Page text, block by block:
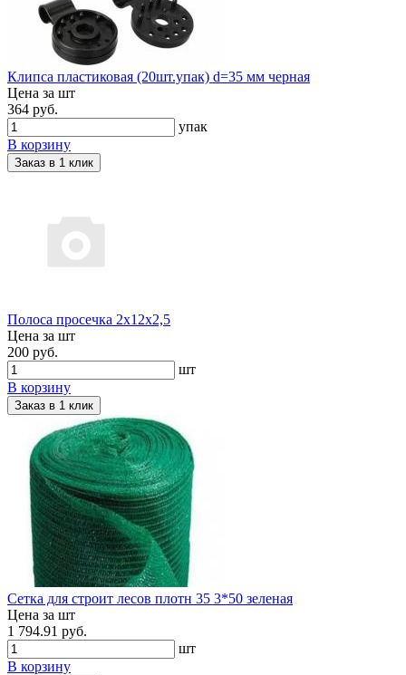
Клипса пластиковая (20шт.упак) d=35 мм черная
Цена за шт
364 руб.
упак
В корзину
Заказ в 1 клик
Полоса просечка 2х12х2,5
Цена за шт
200 руб.
шт
В корзину
Заказ в 1 клик
Сетка для строит лесов плотн 35 3*50 зеленая
Цена за шт
1 794.91 руб.
шт
В корзину